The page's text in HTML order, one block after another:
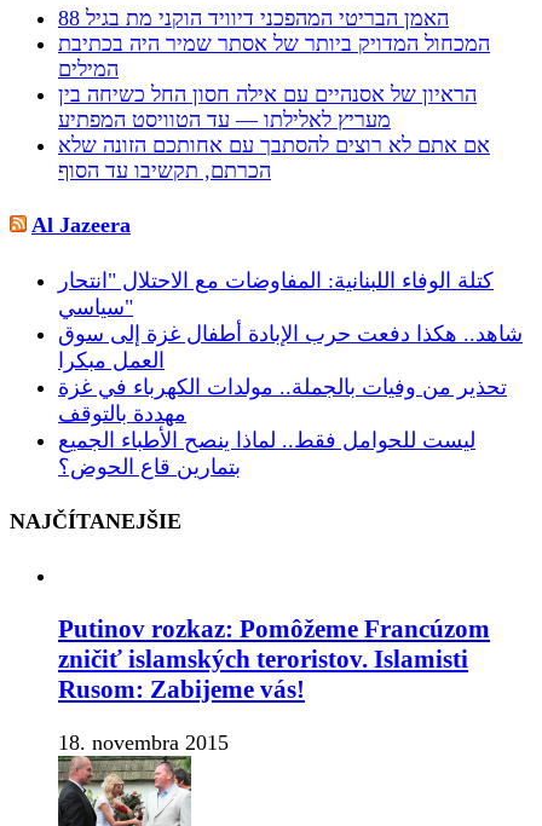
האמן הבריטי המהפכני דיוויד הוקני מת בגיל 88
המכחול המדויק ביותר של אסתר שמיר היה בכתיבת
המילים
הראיון של אסנהיים עם אילה חסון החל כשיחה בין
מעריץ לאלילתו — עד הטוויסט המפתיע
אם אתם לא רוצים להסתבך עם אחותכם הזונה שלא
הכרתם, תקשיבו עד הסוף
Al Jazeera
كتلة الوفاء اللبنانية: المفاوضات مع الاحتلال "انتحار
سياسي"
شاهد.. هكذا دفعت حرب الإبادة أطفال غزة إلى سوق
العمل مبكرا
تحذير من وفيات بالجملة.. مولدات الكهرباء في غزة
مهددة بالتوقف
ليست للحوامل فقط.. لماذا ينصح الأطباء الجميع
بتمارين قاع الحوض؟
NAJČÍTANEJŠIE
Putinov rozkaz: Pomôžeme Francúzom
zničiť islamských teroristov. Islamisti
Rusom: Zabijeme vás!
18. novembra 2015